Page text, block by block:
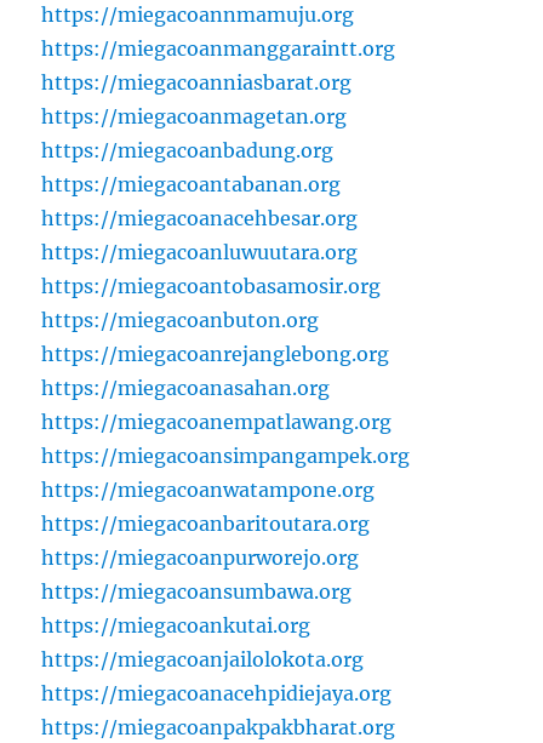
https://miegacoannmamuju.org
https://miegacoanmanggaraintt.org
https://miegacoanniasbarat.org
https://miegacoanmagetan.org
https://miegacoanbadung.org
https://miegacoantabanan.org
https://miegacoanacehbesar.org
https://miegacoanluwuutara.org
https://miegacoantobasamosir.org
https://miegacoanbuton.org
https://miegacoanrejanglebong.org
https://miegacoanasahan.org
https://miegacoanempatlawang.org
https://miegacoansimpangampek.org
https://miegacoanwatampone.org
https://miegacoanbaritoutara.org
https://miegacoanpurworejo.org
https://miegacoansumbawa.org
https://miegacoankutai.org
https://miegacoanjailolokota.org
https://miegacoanacehpidiejaya.org
https://miegacoanpakpakbharat.org